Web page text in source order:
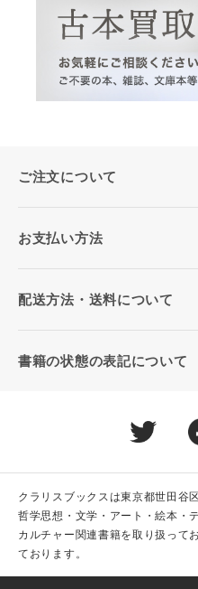
ご注文について
お支払い方法
配送方法・送料について
書籍の状態の表記について
クラリスブックスは東京都世田谷
哲学思想・文学・アート・絵本・
カルチャー関連書籍を取り扱って
ております。